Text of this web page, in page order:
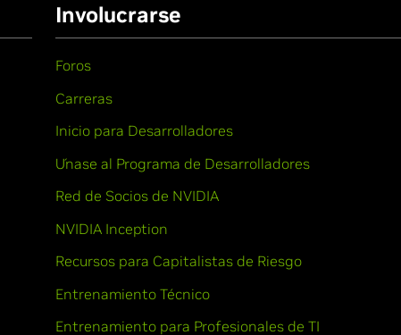
Involucrarse
Foros
Carreras
Inicio para Desarrolladores
Únase al Programa de Desarrolladores
Red de Socios de NVIDIA
NVIDIA Inception
Recursos para Capitalistas de Riesgo
Entrenamiento Técnico
Entrenamiento para Profesionales de TI